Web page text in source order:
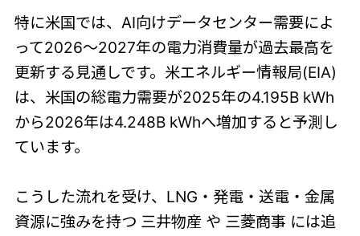
特に米国では、AI向けデータセンター需要によ
って2026〜2027年の電力消費量が過去最高を
更新する見通しです。米エネルギー情報局(EIA)
は、米国の総電力需要が2025年の4.195B kWh
から2026年は4.248B kWhへ増加すると予測し
ています。
こうした流れを受け、LNG・発電・送電・金属
資源に強みを持つ 三井物産 や 三菱商事 には追